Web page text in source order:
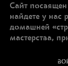
Сайт
найдете у нас
домашней
мастерства,